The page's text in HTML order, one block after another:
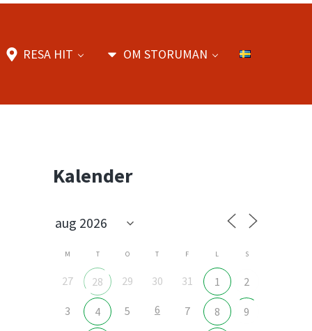
RESA HIT OM STORUMAN
Kalender
M T O T F L S
27 28 29 30 31 1 2
3 4 5 6 7 8 9